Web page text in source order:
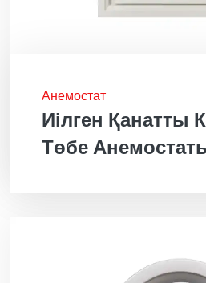
Анемостат
Иілген Қанатты
Төбе